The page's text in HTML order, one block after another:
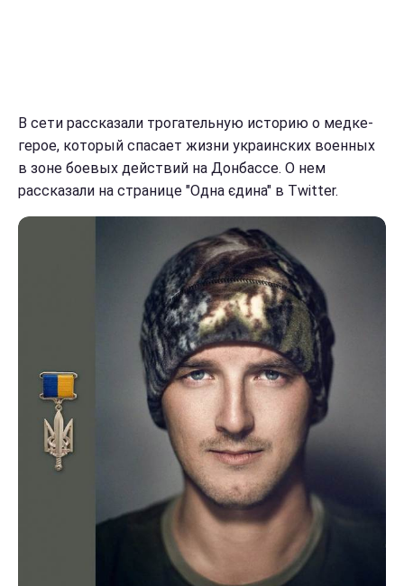
В сети рассказали трогательную историю о медке-
герое, который спасает жизни украинских военных
в зоне боевых действий на Донбассе. О нем
рассказали на странице "Одна єдина" в Twitter.